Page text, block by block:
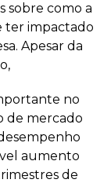
sobre como a
ter impactado
Apesar da
no
de mercado
aumento
de